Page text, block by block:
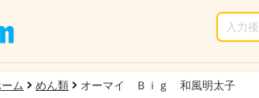
ム めん類 オーマイ Ｂｉｇ 和風明太子